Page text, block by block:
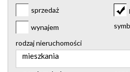
NIERUCHOMOŚCI
ZAMIESZKAJ W OŚWIĘCIMIU
BLOG
KONTAKT
sprzedaż
wynajem
rodzaj nieruchomości
mieszkania